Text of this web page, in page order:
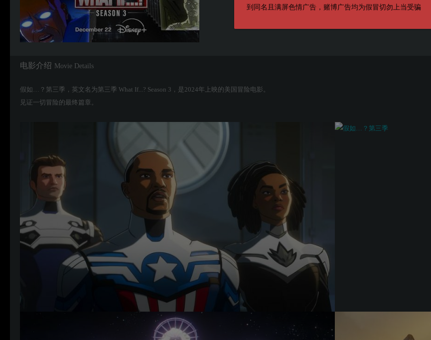
到同名且满屏色情广告，赌博广告均为假冒切勿上当受骗
电影介绍 Movie Details
假如…？第三季，英文名为第三季 What If...? Season 3，是2024年上映的美国冒险电影。
见证一切冒险的最终篇章。